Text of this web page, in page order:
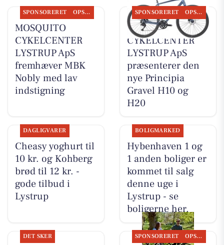
SPONSORERET OPSLAGSTAVLEN
MOSQUITO
CYKELCENTER
LYSTRUP ApS
fremhæver MBK
Nobly med lav
indstigning
SPONSORERET OPSLAGSTAVLEN
MOSQUITO
CYKELCENTER
LYSTRUP ApS
præsenterer den
nye Principia
Gravel H10 og
H20
DAGLIGVARER
Cheasy yoghurt til
10 kr. og Kohberg
brød til 12 kr. -
gode tilbud i
Lystrup
BOLIGMARKED
Hybenhaven 1 og
1 anden boliger er
kommet til salg
denne uge i
Lystrup - se
boligerne her.
DET SKER SPONSORERET OPSLAGSTAVLEN